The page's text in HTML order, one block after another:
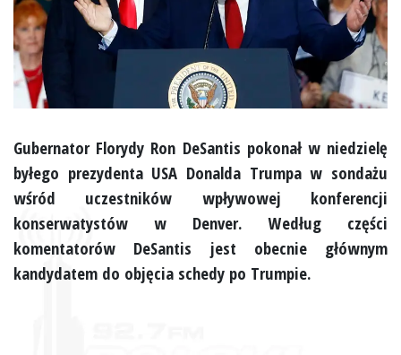
Gubernator Florydy Ron DeSantis pokonał w niedzielę
byłego prezydenta USA Donalda Trumpa w sondażu
wśród uczestników wpływowej konferencji
konserwatystów w Denver. Według części
komentatorów DeSantis jest obecnie głównym
kandydatem do objęcia schedy po Trumpie.